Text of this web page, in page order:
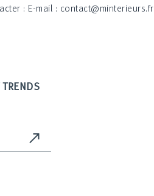
: E-mail : contact@minterieurs.fr